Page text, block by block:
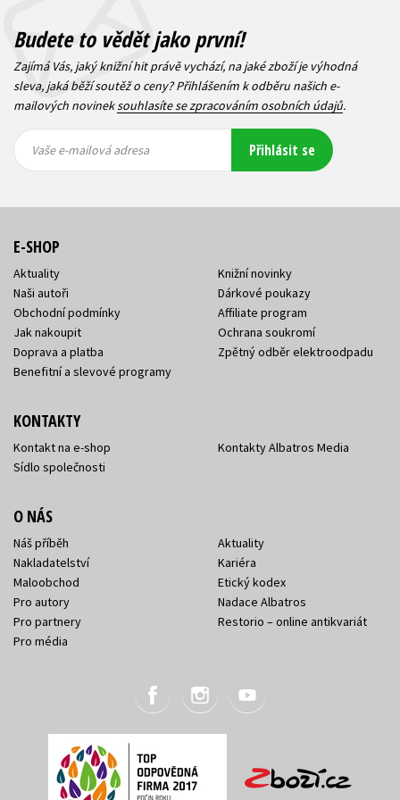
Budete to vědět jako první!
Zajímá Vás, jaký knižní hit právě vychází, na jaké zboží je výhodná
sleva, jaká běží soutěž o ceny? Přihlášením k odběru našich e-
mailových novineksouhlasíte se zpracováním osobních údajů.
mailová
mailová
Vaše e-mailová adresa Přihlásit se
E-SHOP
Aktuality
Naši autoři
Obchodní podmínky
Jak nakoupit
Doprava a platba
Benefitní a slevové programy
Knižní novinky
Dárkové poukazy
Affiliate program
Ochrana soukromí
Zpětný odběr elektroodpadu
KONTAKTY
Kontakt na e-shop
Sídlo společnosti
Kontakty Albatros Media
O NÁS
Náš příběh
Nakladatelství
Maloobchod
Pro autory
Pro partnery
Pro média
Aktuality
Kariéra
Etický kodex
Nadace Albatros
Restorio – online antikvariát